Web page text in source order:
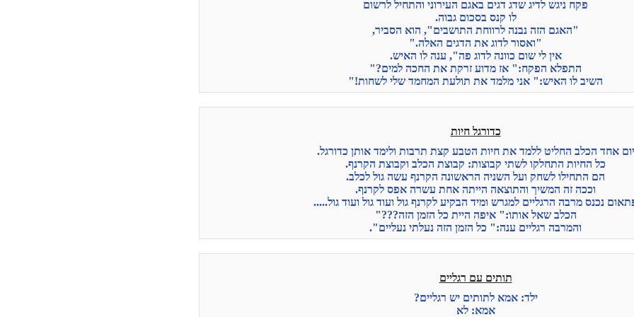
פקח ניגש לדיג שדג דגים באגם העירוני והתחיל לרשום
לו קנס בסכום גבוה.
"האגם הזה נבנה לרווחת התושבים", הוא הסביר,
"ואסור לדוג את הדגים האלה."
אין לי שום כוונה לדוג פה", ענה לו האיש.
התפלא הפקח:" אז מדוע זרקת את החכה למים?"
השיב לו האיש:" אני מלמד את תולעת המחמד שלי לשחות!"
כדורגל חיות
יום אחד הכלב החליט ללמד את חיות הטבע קצת תרבות ולימד אותן כדורגל.
כל החיות התחלקו לשתי קבוצות: קבוצת הכלב וקבוצת הקרנף.
הם התחילו לשחק ועל השניה הראשונה הקרנף עשה גול לכלב.
וככה זה המשיך והתוצאה הייתה אחת עשרה אפס לקרנף.
נכנס מרבה הרגליים למגרש ומיד הבקיע לקרנף גול ועוד גול ועוד גול.....
הכלב שאל אותו:" איפה היית כל הזמן הזה???"
והמרבה רגליים ענה:" כל הזמן הזה נעלתי נעליים".
תותים עם רגליים
ילד: אמא לתותים יש רגליים?
אמא: לא